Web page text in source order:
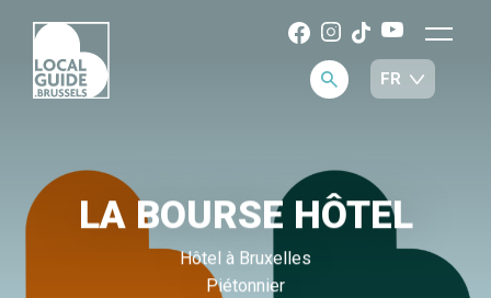
LA BOURSE HÔTEL
Hôtel à Bruxelles
Piétonnier